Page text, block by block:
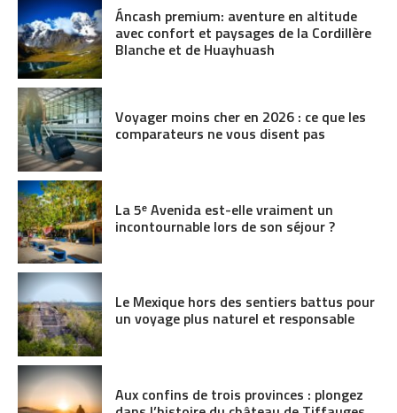
Áncash premium: aventure en altitude
avec confort et paysages de la Cordillère
Blanche et de Huayhuash
Voyager moins cher en 2026 : ce que les
comparateurs ne vous disent pas
La 5ᵉ Avenida est-elle vraiment un
incontournable lors de son séjour ?
Le Mexique hors des sentiers battus pour
un voyage plus naturel et responsable
Aux confins de trois provinces : plongez